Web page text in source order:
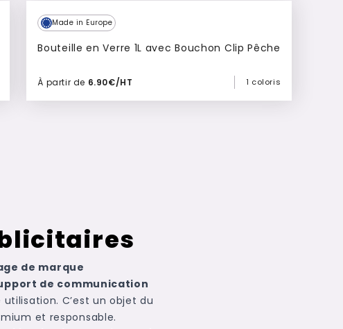
Made in Europe
Bouteille en Verre 1L avec Bouchon Clip Pêche
À partir de 6.90€/HT 1 coloris
Ajouter à mon devis
de marque
de communication
C’est un objet du
et responsable.